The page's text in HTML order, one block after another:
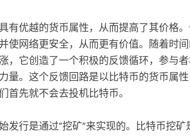
有优越的货币属性，从而提高了其价格。
使网络更安全，从而更有价值。随着时
，它创造了一个积极的反馈循环，参与
量。这个反馈回路是以比特币的货币属
首先就不会去投机比特币。
发行是通过“挖矿”来实现的。比特币挖